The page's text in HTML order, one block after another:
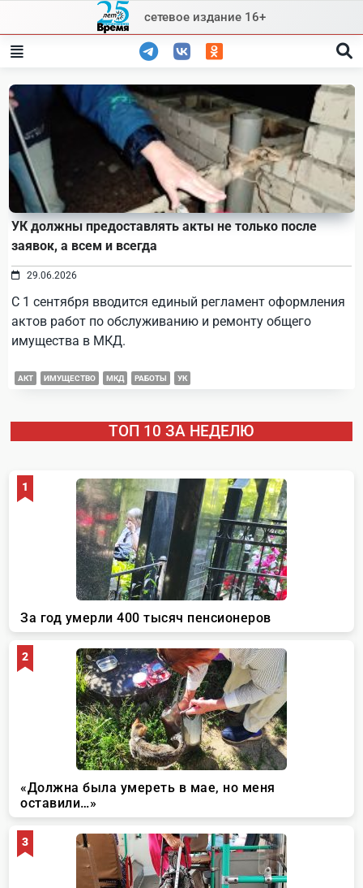
content
сетевое издание 16+
УК должны предоставлять акты не только после
заявок, а всем и всегда
29.06.2026
С 1 сентября вводится единый регламент оформления
актов работ по обслуживанию и ремонту общего
имущества в МКД.
АКТ ИМУЩЕСТВО МКД РАБОТЫ УК
ТОП 10 ЗА НЕДЕЛЮ